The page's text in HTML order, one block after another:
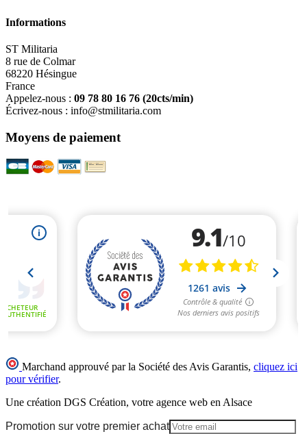
Informations
ST Militaria
8 rue de Colmar
68220 Hésingue
France
Appelez-nous : 09 78 80 16 76 (20cts/min)
Écrivez-nous : info@stmilitaria.com
Moyens de paiement
Marchand approuvé par la Société des Avis Garantis, cliquez ici
pour vérifier.
Une création DGS Création, votre agence web en Alsace
Promotion sur votre premier achat